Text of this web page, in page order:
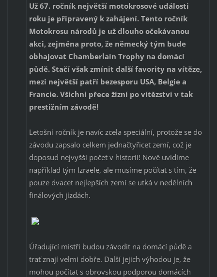
Už 67. ročník největší motokrosové události
roku je připravený k zahájení. Tento ročník
Motokrosu národů je už dlouho očekávanou
akci, zejména proto, že německý tým bude
obhajovat Chamberlain Trophy na domácí
půdě. Stačí však zmínit další favority na vítěze,
mezi největší patří bezesporu USA, Belgie a
Francie. Všichni přece žízní po vítězství v tak
prestižním závodě!
Letošní ročník je navíc zcela speciální, protože se do
závodu zapsalo celkem jednačtyřicet zemí, což je
doposud nejvyšší počet v historii! Nově uvidíme
například tým Izraele, ale musíme počítat s tím, že
pouze dvacet nejlepších zemí se utká v nedělních
finálových jízdách.
Úřadující mistři budou závodit na domácí půdě a
trať znají velmi dobře. Další jejich výhodou je, že
mohou počítat s obrovskou podporou domácích